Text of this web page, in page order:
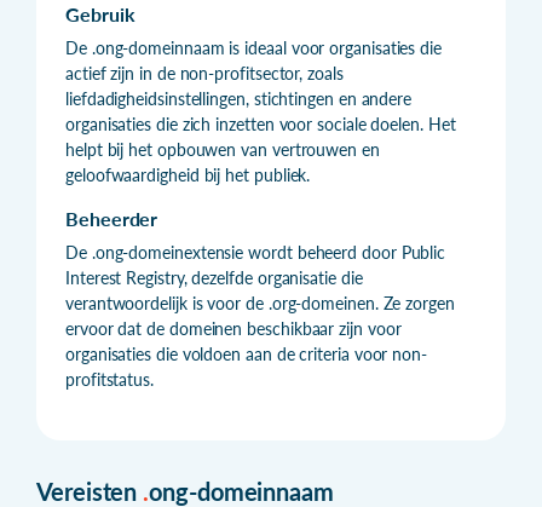
Gebruik
De .ong-domeinnaam is ideaal voor organisaties die
actief zijn in de non-profitsector, zoals
liefdadigheidsinstellingen, stichtingen en andere
organisaties die zich inzetten voor sociale doelen. Het
helpt bij het opbouwen van vertrouwen en
geloofwaardigheid bij het publiek.
Beheerder
De .ong-domeinextensie wordt beheerd door Public
Interest Registry, dezelfde organisatie die
verantwoordelijk is voor de .org-domeinen. Ze zorgen
ervoor dat de domeinen beschikbaar zijn voor
organisaties die voldoen aan de criteria voor non-
profitstatus.
Vereisten .ong-domeinnaam